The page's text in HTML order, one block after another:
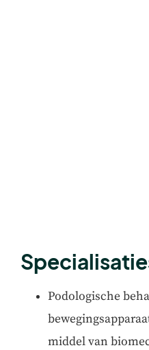
Podologische
middel van